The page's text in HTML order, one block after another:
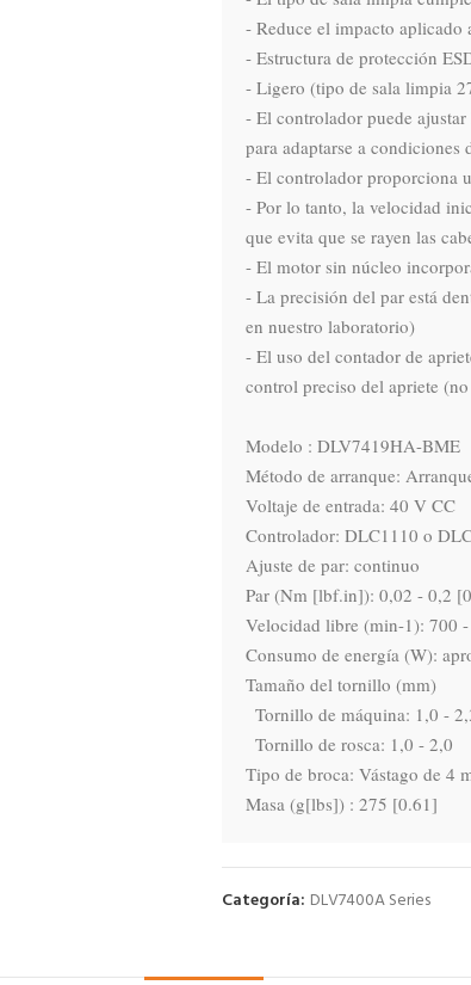
- Reduce el impacto aplicado
- Estructura de protección
- Ligero (tipo de sala limpia
- El controlador puede
para adaptarse a condiciones
- El controlador proporciona
- Por lo tanto, la velocidad
que evita que se rayen las
- El motor sin núcleo
- La precisión del par está
en nuestro laboratorio)
- El uso del contador de
control preciso del apriete
Modelo : DLV7419HA-BME
Método de arranque:
Voltaje de entrada: 40 V CC
Controlador: DLC1110 o
Ajuste de par: continuo
Par (Nm [lbf.in]): 0,02 - 0,2
Velocidad libre (min-1): 700
Consumo de energía (W):
Tamaño del tornillo (mm)
Tipo de broca: Vástago de 4
Masa (g[lbs]) : 275 [0.61]
Categoría: DLV7400A Series